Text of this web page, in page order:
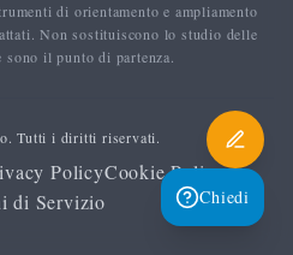
di orientamento e ampliamento
Non sostituiscono lo studio delle
il punto di partenza.
Tutti i diritti riservati.
PolicyCookie Policy
di Servizio
Chiedi